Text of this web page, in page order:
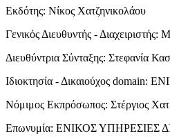
Εκδότης: Νίκος Χατζηνικολάου
Γενικός Διευθυντής - Διαχειριστής:
Διευθύντρια Σύνταξης: Στεφανία
Ιδιοκτησία - Δικαιούχος domain:
Νόμιμος Εκπρόσωπος: Στέργιος
Επωνυμία: ΕΝΙΚΟΣ ΥΠΗΡΕΣΙΕΣ